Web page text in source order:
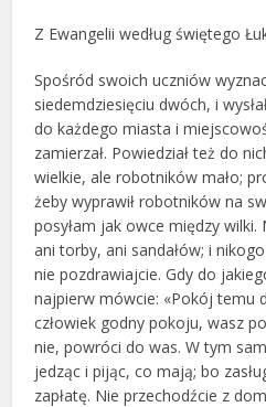
Z Ewangelii według świętego
Spośród swoich uczniów
siedemdziesięciu dwóch, i
do każdego miasta i
zamierzał. Powiedział też do
wielkie, ale robotników mało;
żeby wyprawił robotników na
posyłam jak owce między
ani torby, ani sandałów; i
nie pozdrawiajcie. Gdy do
najpierw mówcie: «Pokój temu
człowiek godny pokoju, wasz
nie, powróci do was. W tym
jedząc i pijąc, co mają; bo
zapłatę. Nie przechodźcie z